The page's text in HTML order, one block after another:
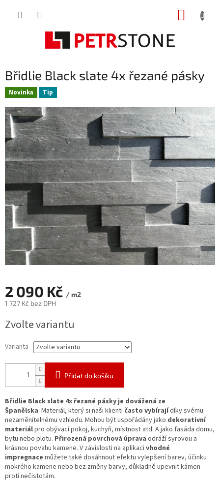
Břidlie Black slate 4x řezané pásky
Novinka Tip
2 090 Kč / m2
1 727 Kč bez DPH
cena:
Zvolte variantu
Varianta
Přidat do košíku
Břidlie Black slate 4x řezané pásky je dovážená ze
Španělska. Materiál, kterýsi naši klienti často vybírajídíky svému
nezaměnitelnému vzhledu. Mohou být uspořádány jako dekorativní
materiálpro obývací pokoj, kuchyň, místnost atd. A jako fasáda domu,
bytu nebo plotu. Přirozená povrchová úprava odráží syrovou a
krásnou povahu kamene. V závislosti na aplikaci vhodné
impregnace můžete také dosáhnout efektu vylepšení barev, účinku
mokrého kamene nebo bez změny barvy, důkladně upevnit kámen
proti nečistotám.